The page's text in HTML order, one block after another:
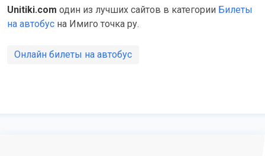
Unitiki.com один из лучших сайтов в категории Билеты
на автобус на Имиго точка ру.
Онлайн билеты на автобус